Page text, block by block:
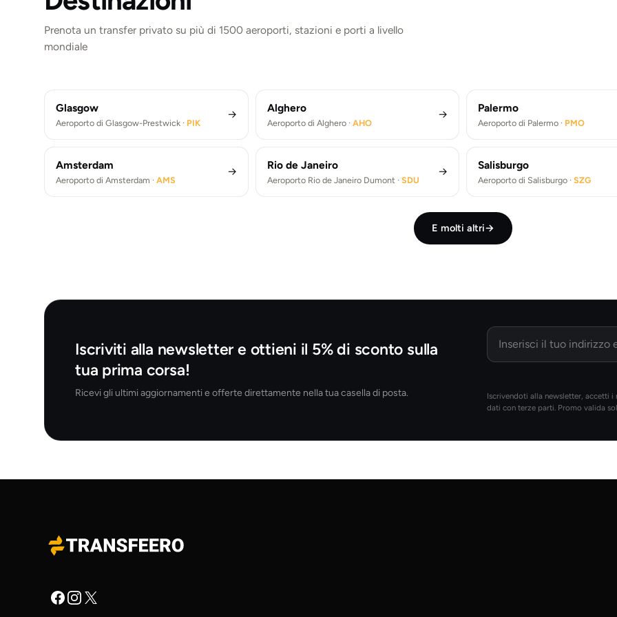
Prenota un transfer privato su più di 1500 aeroporti, stazioni e porti a livello
mondiale
Londra
Aeroporto di Londra Heathrow ·
New York
Parigi
Glasgow
Aeroporto di Glasgow-Prestwick · PIK
→
Alghero
Aeroporto di Alghero · AHO
→
Palermo
Aeroporto di Palermo · PMO
Amsterdam
Aeroporto di Amsterdam · AMS
→
Rio de Janeiro
Aeroporto Rio de Janeiro Dumont · SDU
→
Salisburgo
Aeroporto di Salisburgo · SZG
E molti altri→
Iscriviti alla newsletter e ottieni il 5% di sconto sulla
tua prima corsa!
Ricevi gli ultimi aggiornamenti e offerte direttamente nella tua casella di posta.
Email
Iscrivendoti alla newsletter, accetti
dati con terze parti. Promo valida
Facebook
Instagram
X